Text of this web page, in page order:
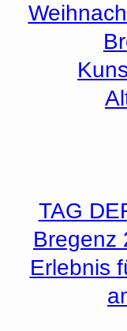
TAG
Bregenz
Erlebnis